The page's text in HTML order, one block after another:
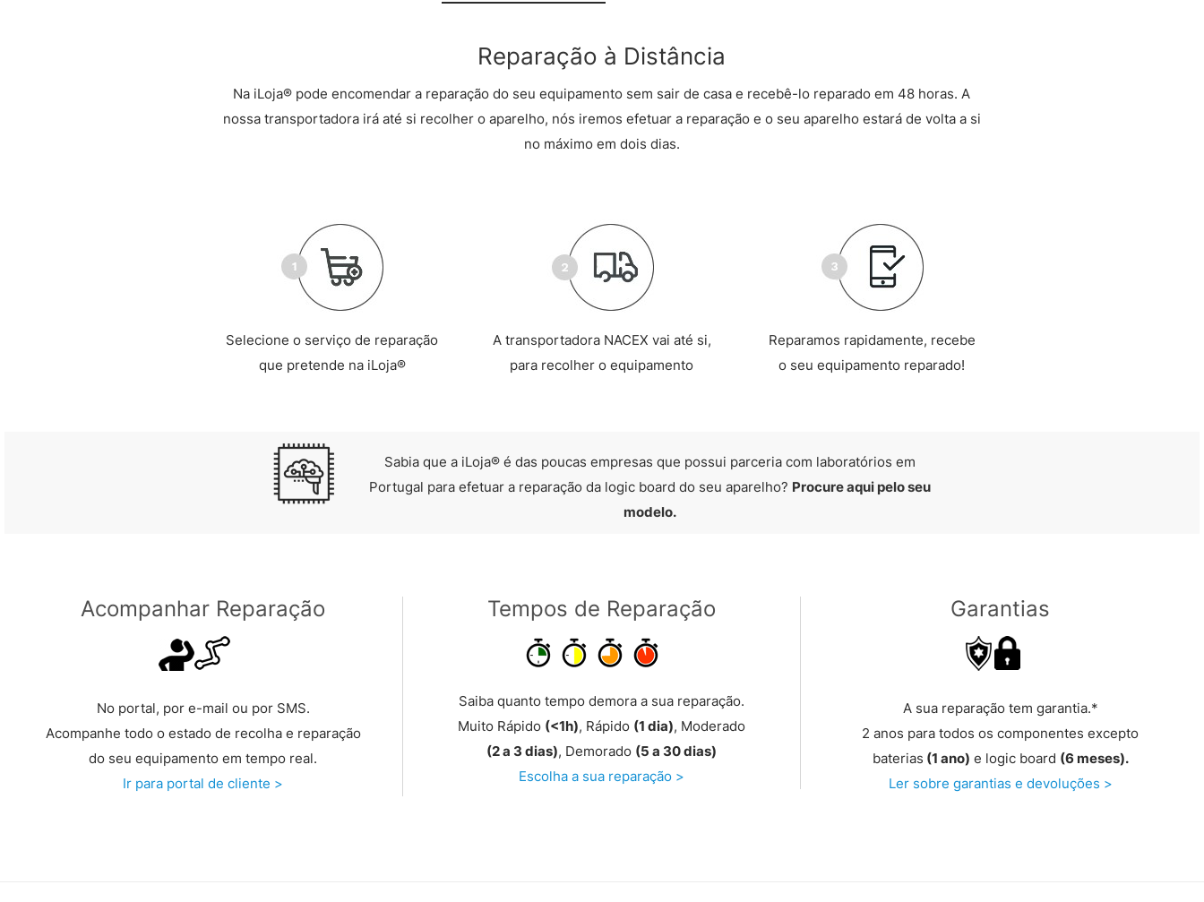
Reparação à Distância
Na iLoja® pode encomendar a reparação do seu equipamento sem sair de casa e recebê-lo reparado em 48 horas. A
nossa transportadora irá até si recolher o aparelho, nós iremos efetuar a reparação e o seu aparelho estará de volta a si
no máximo em dois dias.
Selecione o serviço de reparação
que pretende na iLoja®
A transportadora NACEX vai até si,
para recolher o equipamento
Reparamos rapidamente, recebe
o seu equipamento reparado!
Sabia que a iLoja® é das poucas empresas que possui parceria com laboratórios em
Portugal para efetuar a reparação da logic board do seu aparelho? Procure aqui pelo seu
modelo.
Acompanhar Reparação
No portal, por e-mail ou por SMS.
Acompanhe todo o estado de recolha e reparação
do seu equipamento em tempo real.
Ir para portal de cliente >
Tempos de Reparação
Saiba quanto tempo demora a sua reparação.
Muito Rápido (<1h), Rápido (1 dia), Moderado
(2 a 3 dias), Demorado (5 a 30 dias)
Escolha a sua reparação >
Garantias
A sua reparação tem garantia.*
2 anos para todos os componentes excepto
baterias (1 ano) e logic board (6 meses).
Ler sobre garantias e devoluções >